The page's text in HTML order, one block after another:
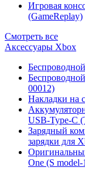
Игровая
(GameReplay)
Смотреть все
Аксессуары Xbox
00012)
Накладки на
USB-Type-C
Зарядный
зарядки для
One (S model-